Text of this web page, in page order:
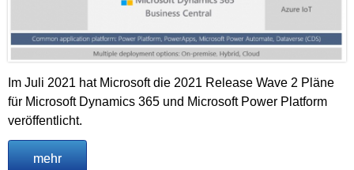
Im Juli 2021 hat Microsoft die 2021 Release Wave 2 Pläne
für Microsoft Dynamics 365 und Microsoft Power Platform
veröffentlicht.
mehr